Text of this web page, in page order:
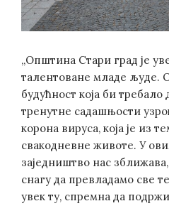
„Општина Стари град је
талентоване младе људе.
будућност која би
тренутне садашњости
корона вируса, која је из
свакодневне животе. У
заједништво нас
снагу да превладамо све
увек ту, спремна да